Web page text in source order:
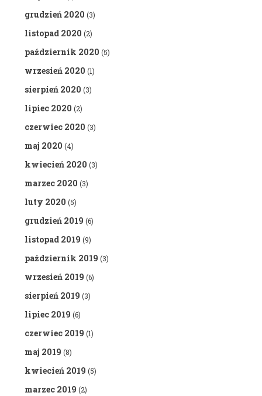
grudzień 2020 (3)
listopad 2020 (2)
październik 2020 (5)
wrzesień 2020 (1)
sierpień 2020 (3)
lipiec 2020 (2)
czerwiec 2020 (3)
maj 2020 (4)
kwiecień 2020 (3)
marzec 2020 (3)
luty 2020 (5)
grudzień 2019 (6)
listopad 2019 (9)
październik 2019 (3)
wrzesień 2019 (6)
sierpień 2019 (3)
lipiec 2019 (6)
czerwiec 2019 (1)
maj 2019 (8)
kwiecień 2019 (5)
marzec 2019 (2)